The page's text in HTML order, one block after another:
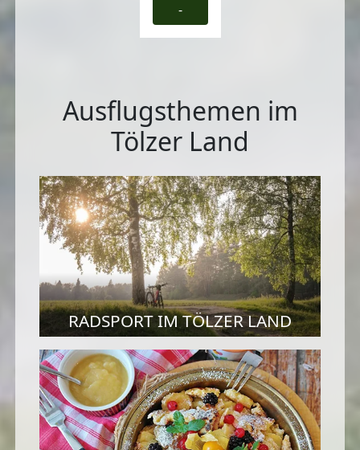
-
Ausflugsthemen im
Tölzer Land
RADSPORT IM TÖLZER LAND